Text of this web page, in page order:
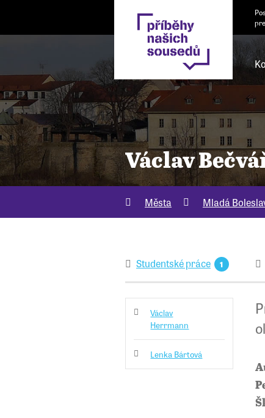
Václav
Města Mladá
Studentské práce 1
Václav
Herrmann
Lenka Bártová